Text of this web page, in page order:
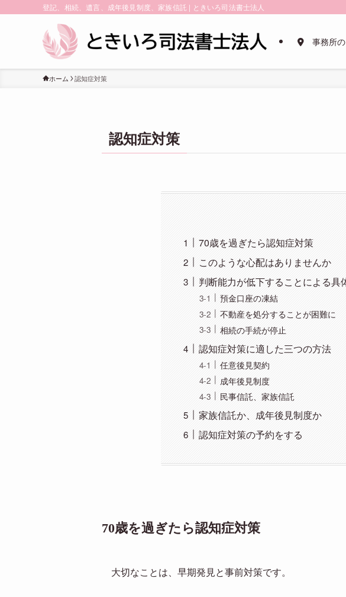
登記、相続、遺言、成年後見制度、家族信託 | ときいろ司法書士法人
事務所
ホーム 認知症対策
認知症対策
70歳を過ぎたら認知症対策
このような心配はありませんか
判断能力が低下することによる具
預金口座の凍結
不動産を処分することが困難に
相続の手続が停止
認知症対策に適した三つの方法
任意後見契約
成年後見制度
民事信託、家族信託
家族信託か、成年後見制度か
認知症対策の予約をする
70歳を過ぎたら認知症対策
大切なことは、早期発見と事前対策です。